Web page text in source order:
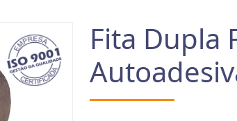
Fita Dupla